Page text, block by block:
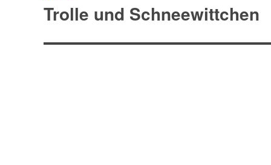
Nächster
Trolle und Schneewittchen